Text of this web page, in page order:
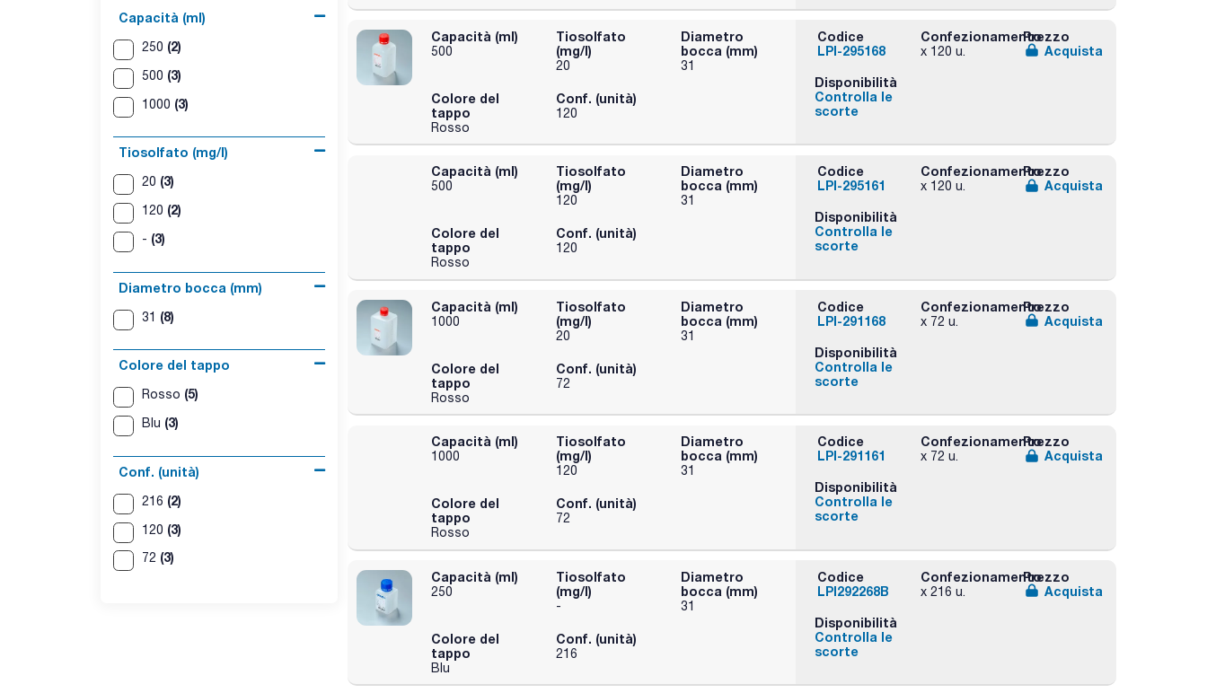
Capacità (ml)
250 (2)
500 (3)
1000 (3)
Tiosolfato (mg/l)
20 (3)
120 (2)
- (3)
Diametro bocca (mm)
31 (8)
Colore del tappo
Rosso (5)
Blu (3)
Conf. (unità)
216 (2)
120 (3)
72 (3)
Capacità (ml)
500
Tiosolfato
(mg/l)
20
Diametro
bocca (mm)
31
Colore del
tappo
Rosso
Conf. (unità)
120
Codice
LPI-295168
Confezionamento
x 120 u.
Prezzo
Acquista
Disponibilità
Controlla le
scorte
Capacità (ml)
500
Tiosolfato
(mg/l)
120
Diametro
bocca (mm)
31
Colore del
tappo
Rosso
Conf. (unità)
120
Codice
LPI-295161
Confezionamento
x 120 u.
Prezzo
Acquista
Disponibilità
Controlla le
scorte
Capacità (ml)
1000
Tiosolfato
(mg/l)
20
Diametro
bocca (mm)
31
Colore del
tappo
Rosso
Conf. (unità)
72
Codice
LPI-291168
Confezionamento
x 72 u.
Prezzo
Acquista
Disponibilità
Controlla le
scorte
Capacità (ml)
1000
Tiosolfato
(mg/l)
120
Diametro
bocca (mm)
31
Colore del
tappo
Rosso
Conf. (unità)
72
Codice
LPI-291161
Confezionamento
x 72 u.
Prezzo
Acquista
Disponibilità
Controlla le
scorte
Capacità (ml)
250
Tiosolfato
(mg/l)
-
Diametro
bocca (mm)
31
Colore del
tappo
Blu
Conf. (unità)
216
Codice
LPI292268B
Confezionamento
x 216 u.
Prezzo
Acquista
Disponibilità
Controlla le
scorte